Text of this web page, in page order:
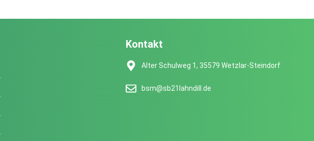
Kontakt
Alter Schulweg 1, 35579 Wetzlar-Steindorf
bsm@sb21lahndill.de